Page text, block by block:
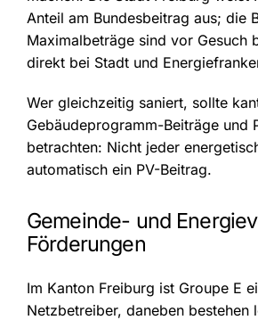
Anteil am Bundesbeitrag aus; die
Maximalbeträge sind vor Gesuch
direkt bei Stadt und
Wer gleichzeitig saniert, sollte
Gebäudeprogramm-Beiträge und
betrachten: Nicht jeder
automatisch ein PV-Beitrag.
Gemeinde- und
Förderungen
Im Kanton Freiburg ist Groupe E
Netzbetreiber, daneben bestehen